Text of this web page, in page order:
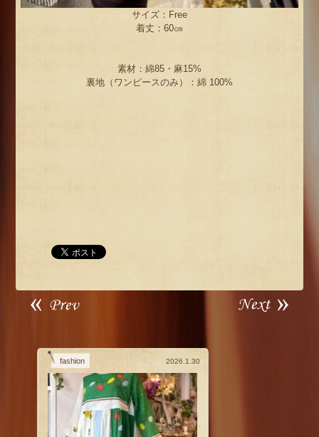
サイズ：Free
着丈：60㎝
素材：綿85・麻15%
裏地（ワンピースのみ）：綿 100%
fashion 2026.1.30